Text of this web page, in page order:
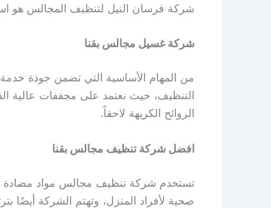
شركة فرسان النيل لتنظيف المجالس هو
شركة غسيل مجالس بقنا
من المهام الأساسية التي تضمن جودة
التنظيف، حيث نعتمد على مجففات عالية
الروائح الكريهة لاحقاً.
افضل شركة تنظيف مجالس بقنا
تستخدم شركة تنظيف مجالس مواد مضادة
صحية لأفراد المنزل، وتهتم الشركة أيضًا